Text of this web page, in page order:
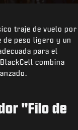
traje de vuelo por
de peso ligero y un
para el
combina
"Filo de